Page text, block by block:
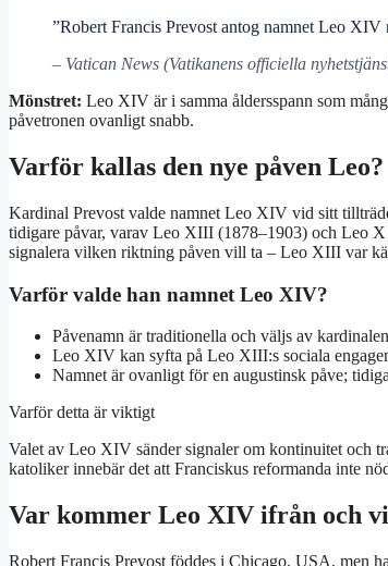
”Robert Francis Prevost antog namnet Leo
– Vatican News (Vatikanens officiella
Mönstret: Leo XIV är i samma åldersspann som
påvetronen ovanligt snabb.
Varför kallas den nye påven Leo?
Kardinal Prevost valde namnet Leo XIV vid sitt
tidigare påvar, varav Leo XIII (1878–1903) och Leo
signalera vilken riktning påven vill ta – Leo XIII var
Varför valde han namnet Leo XIV?
Påvenamn är traditionella och väljs av
Leo XIV kan syfta på Leo XIII:s sociala
Namnet är ovanligt för en augustinsk påve;
Varför detta är viktigt
Valet av Leo XIV sänder signaler om kontinuitet och
katoliker innebär det att Franciskus reformanda inte
Var kommer Leo XIV ifrån och
Robert Francis Prevost föddes i Chicago, USA, men